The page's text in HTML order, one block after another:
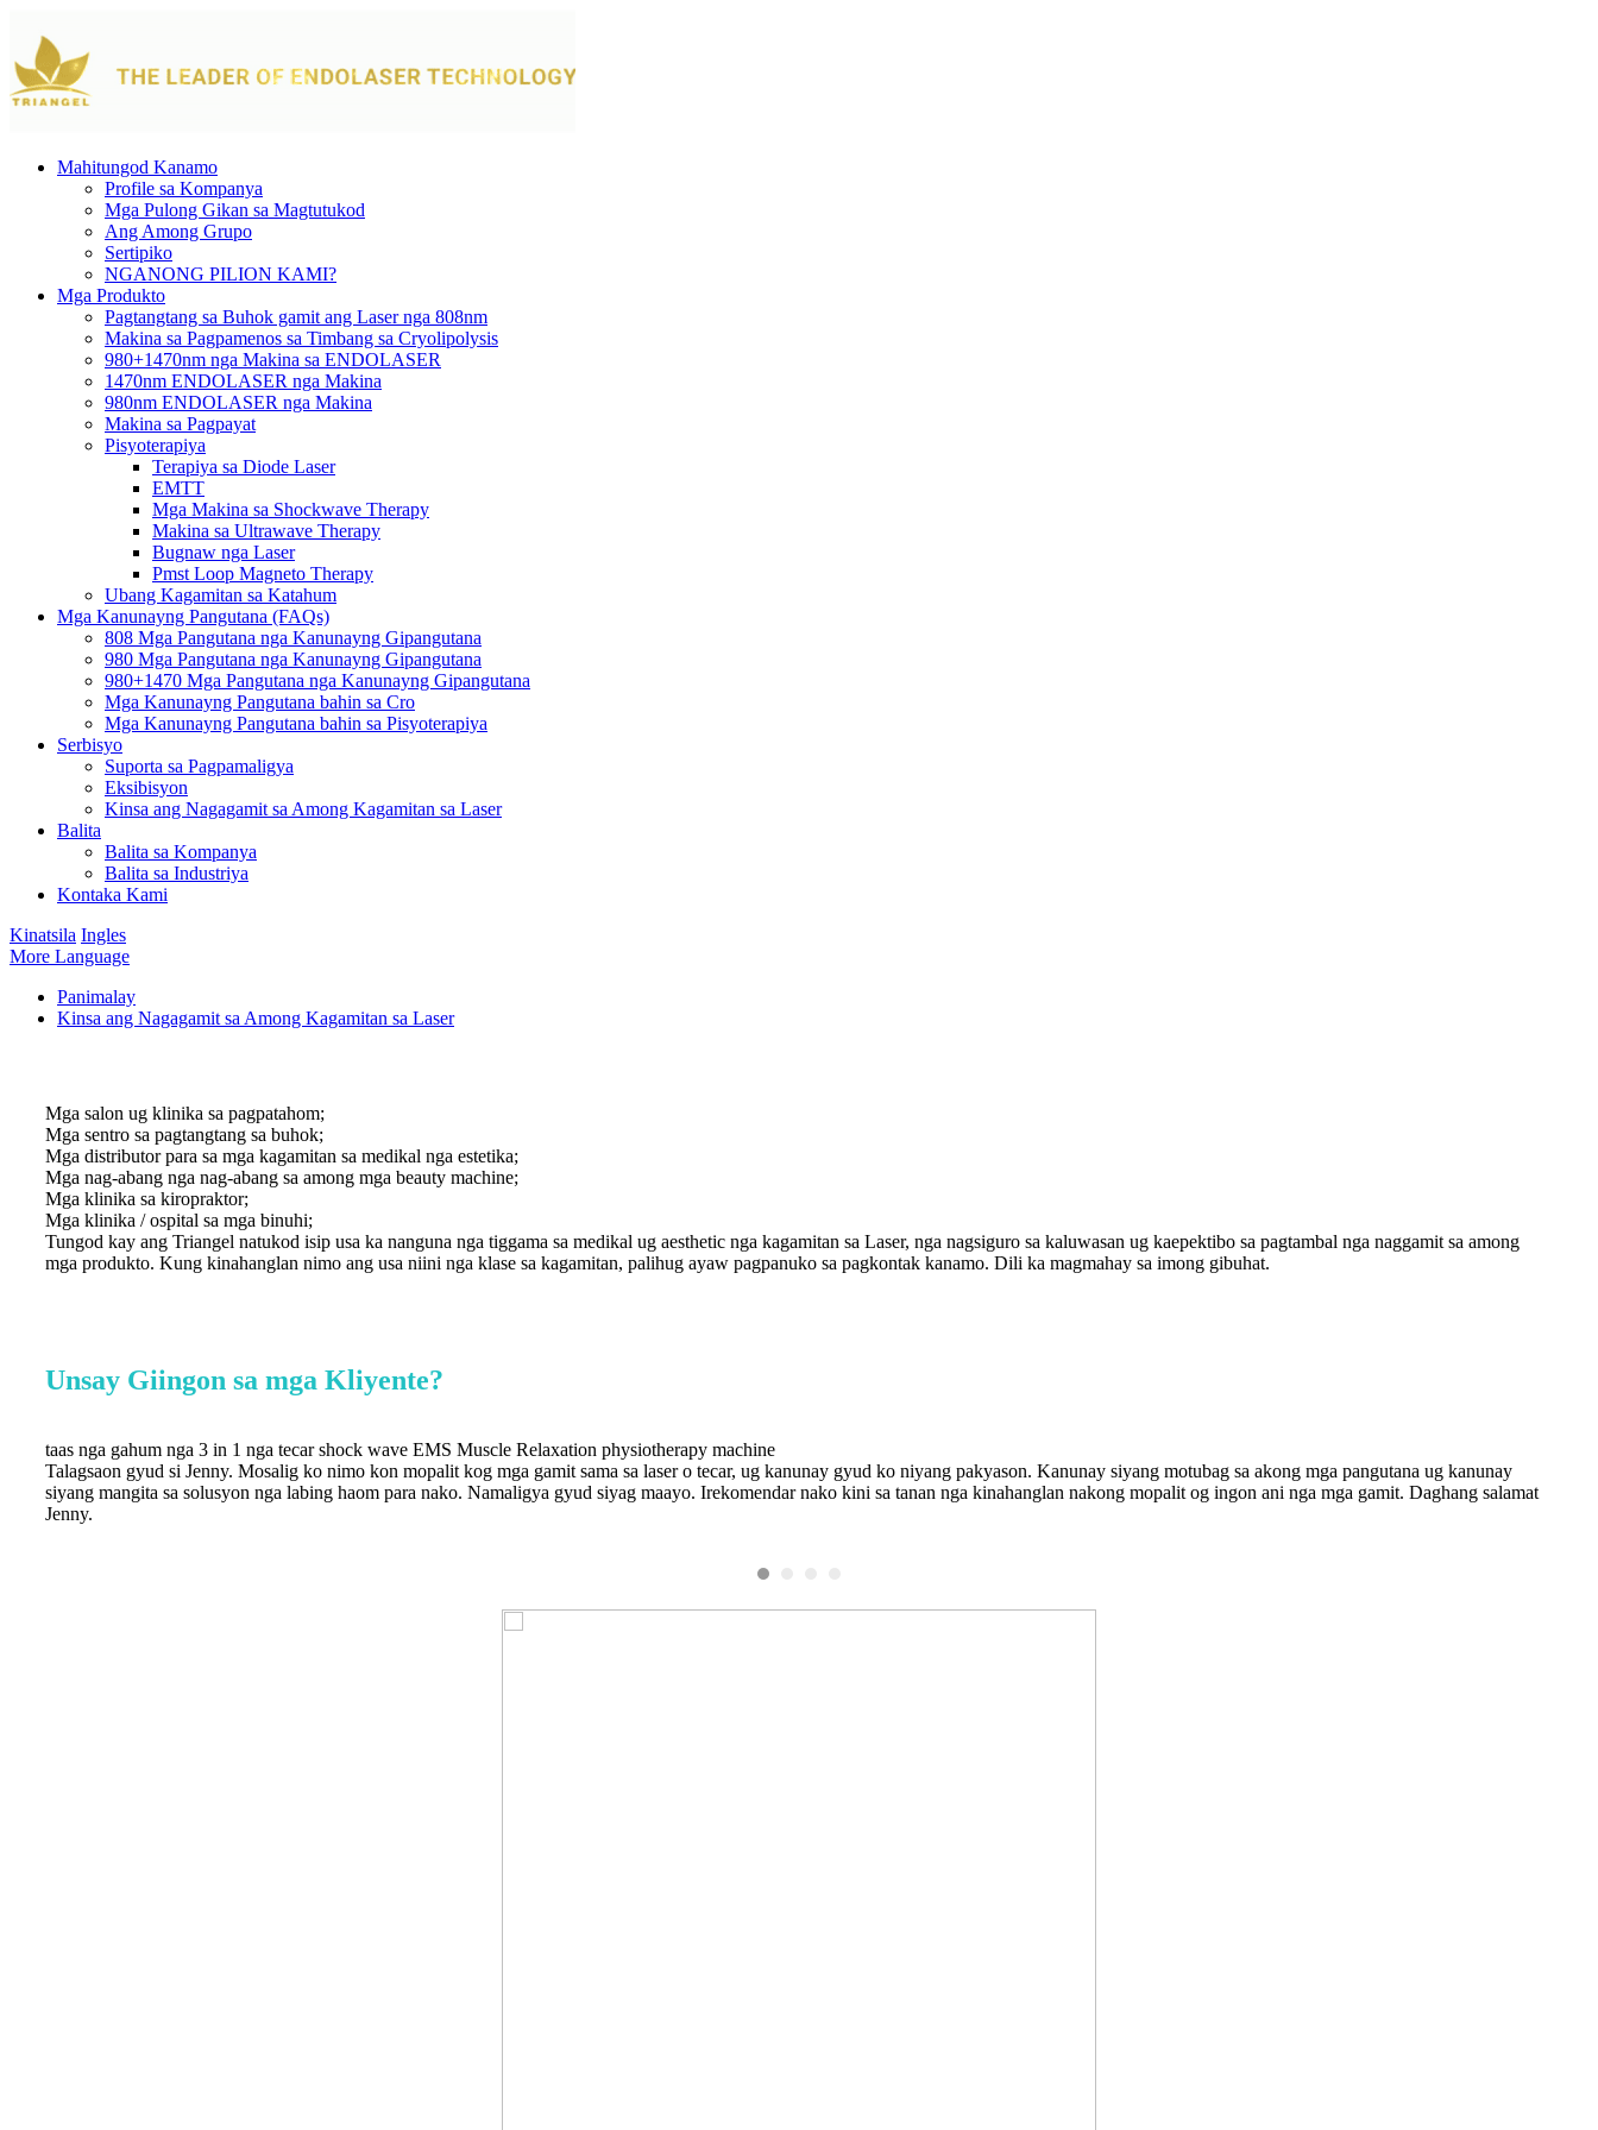
Mahitungod Kanamo
Profile sa Kompanya
Mga Pulong Gikan sa Magtutukod
Ang Among Grupo
Sertipiko
NGANONG PILION KAMI?
Mga Produkto
Pagtangtang sa Buhok gamit ang Laser nga 808nm
Makina sa Pagpamenos sa Timbang sa Cryolipolysis
980+1470nm nga Makina sa ENDOLASER
1470nm ENDOLASER nga Makina
980nm ENDOLASER nga Makina
Makina sa Pagpayat
Pisyoterapiya
Terapiya sa Diode Laser
EMTT
Mga Makina sa Shockwave Therapy
Makina sa Ultrawave Therapy
Bugnaw nga Laser
Pmst Loop Magneto Therapy
Ubang Kagamitan sa Katahum
Mga Kanunayng Pangutana (FAQs)
808 Mga Pangutana nga Kanunayng Gipangutana
980 Mga Pangutana nga Kanunayng Gipangutana
980+1470 Mga Pangutana nga Kanunayng Gipangutana
Mga Kanunayng Pangutana bahin sa Cro
Mga Kanunayng Pangutana bahin sa Pisyoterapiya
Serbisyo
Suporta sa Pagpamaligya
Eksibisyon
Kinsa ang Nagagamit sa Among Kagamitan sa Laser
Balita
Balita sa Kompanya
Balita sa Industriya
Kontaka Kami
Kinatsila Ingles
More Language
Panimalay
Kinsa ang Nagagamit sa Among Kagamitan sa Laser
Mga salon ug klinika sa pagpatahom;
Mga sentro sa pagtangtang sa buhok;
Mga distributor para sa mga kagamitan sa medikal nga estetika;
Mga nag-abang nga nag-abang sa among mga beauty machine;
Mga klinika sa kiropraktor;
Mga klinika / ospital sa mga binuhi;
Tungod kay ang Triangel natukod isip usa ka nanguna nga tiggama sa medikal ug aesthetic nga kagamitan sa Laser, nga nagsiguro sa kaluwasan ug kaepektibo sa pagtambal nga naggamit sa among
mga produkto. Kung kinahanglan nimo ang usa niini nga klase sa kagamitan, palihug ayaw pagpanuko sa pagkontak kanamo. Dili ka magmahay sa imong gibuhat.
Unsay Giingon sa mga Kliyente?
Pag-sculpting Slimming Emslim Tesla Electro Magnetic Muscle Stimulation Machine
Ottimo servizio, spedizione veloce ottima qualità... Alina (Il referente con cui ho avuto contatti) è semper disponibile gentile e competente..